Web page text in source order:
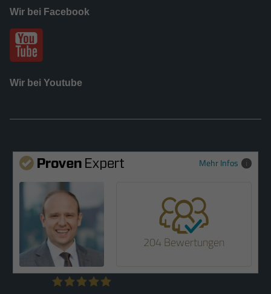
Wir bei Facebook
Wir bei Youtube
Mehr Infos
204 Bewertungen